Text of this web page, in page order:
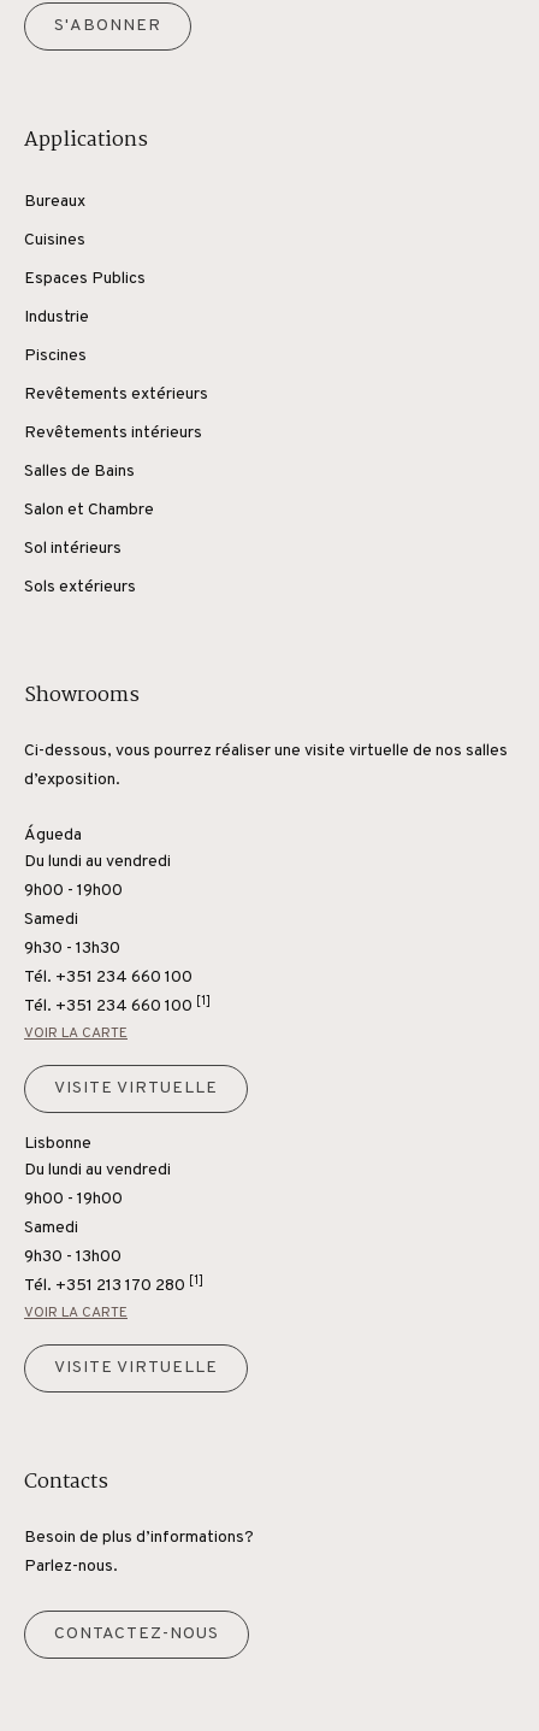
S'ABONNER
Applications
Bureaux
Cuisines
Espaces Publics
Industrie
Piscines
Revêtements extérieurs
Revêtements intérieurs
Salles de Bains
Salon et Chambre
Sol intérieurs
Sols extérieurs
Showrooms
Ci-dessous, vous pourrez réaliser une visite virtuelle de nos salles
d’exposition.
Águeda
Du lundi au vendredi
9h00 - 19h00
Samedi
9h30 - 13h30
Tél. +351 234 660 100
Tél. +351 234 660 100 [1]
VOIR LA CARTE
VISITE VIRTUELLE
Lisbonne
Du lundi au vendredi
9h00 - 19h00
Samedi
9h30 - 13h00
Tél. +351 213 170 280 [1]
VOIR LA CARTE
VISITE VIRTUELLE
Contacts
Besoin de plus d’informations?
Parlez-nous.
CONTACTEZ-NOUS